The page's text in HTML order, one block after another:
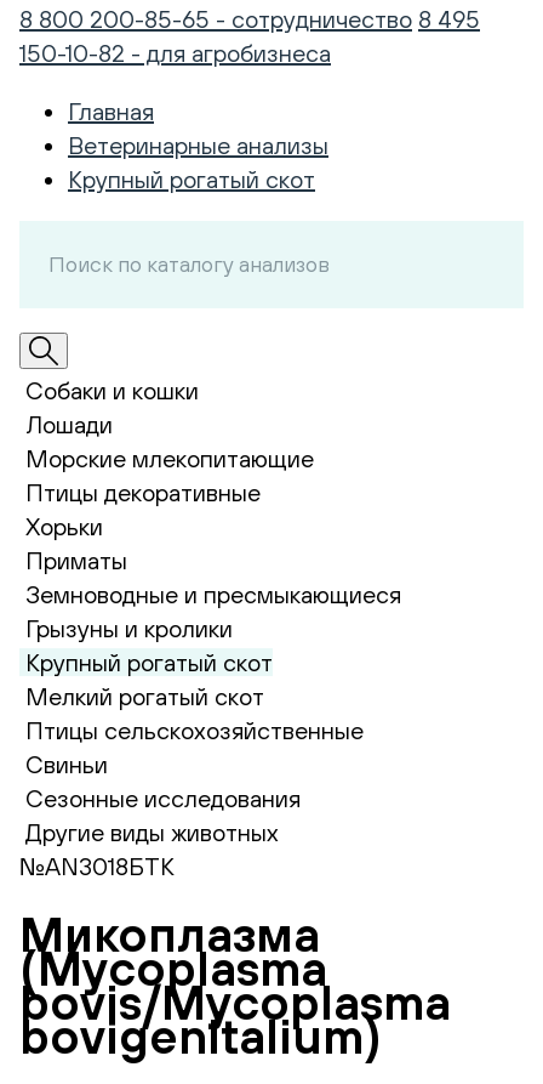
8 800 200-85-65 - сотрудничество 8 495
150-10-82 - для агробизнеса
Главная
Ветеринарные анализы
Крупный рогатый скот
Собаки и кошки
Лошади
Морские млекопитающие
Птицы декоративные
Хорьки
Приматы
Земноводные и пресмыкающиеся
Грызуны и кролики
Крупный рогатый скот
Мелкий рогатый скот
Птицы сельскохозяйственные
Свиньи
Сезонные исследования
Другие виды животных
№AN3018БТК
Микоплазма
(Mycoplasma
bovis/Mycoplasma
bovigenitalium)